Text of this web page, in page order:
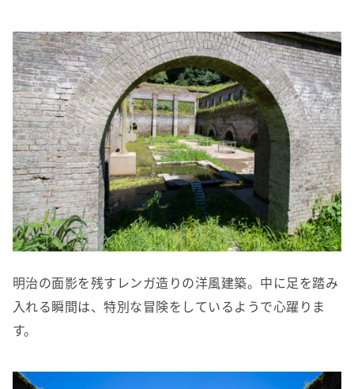
明治の面影を残すレンガ造りの洋風建築。中に足を踏み
入れる瞬間は、特別な冒険をしているようで心躍りま
す。